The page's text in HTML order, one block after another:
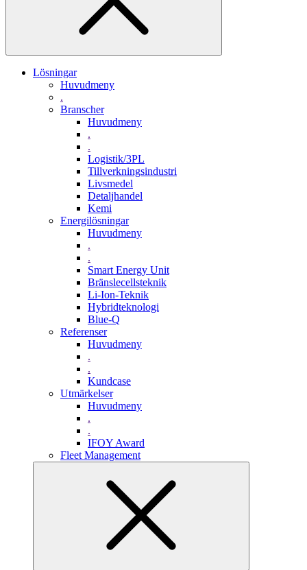
Lösningar
Huvudmeny
.
Branscher
Huvudmeny
.
.
Logistik/3PL
Tillverkningsindustri
Livsmedel
Detaljhandel
Kemi
Energilösningar
Huvudmeny
.
.
Smart Energy Unit
Bränslecellsteknik
Li-Ion-Teknik
Hybridteknologi
Blue-Q
Referenser
Huvudmeny
.
.
Kundcase
Utmärkelser
Huvudmeny
.
.
IFOY Award
Fleet Management